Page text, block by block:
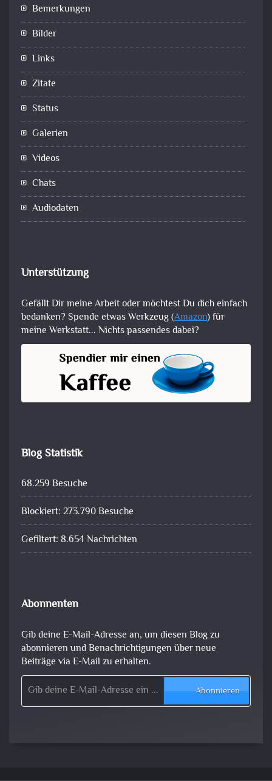
Bemerkungen
Bilder
Links
Zitate
Status
Galerien
Videos
Chats
Audiodaten
Unterstützung
Gefällt Dir meine Arbeit oder möchtest Du dich einfach
bedanken? Spende etwas Werkzeug (Amazon) für
meine Werkstatt... Nichts passendes dabei?
Blog Statistik
68.259 Besuche
Blockiert: 273.790 Besuche
Gefiltert: 8.654 Nachrichten
Abonnenten
Gib deine E-Mail-Adresse an, um diesen Blog zu
abonnieren und Benachrichtigungen über neue
Beiträge via E-Mail zu erhalten.
Gib deine E-Mail-Adresse ein ...
Abonnieren